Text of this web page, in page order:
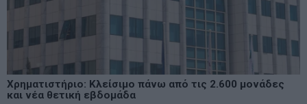
Χρηματιστήριο: Κλείσιμο πάνω από τις 2.600 μονάδες
και νέα θετική εβδομάδα